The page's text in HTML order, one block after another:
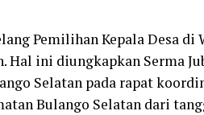
Pemilihan Kepala Desa di
ini diungkapkan Serma
Selatan pada rapat
Bulango Selatan dari